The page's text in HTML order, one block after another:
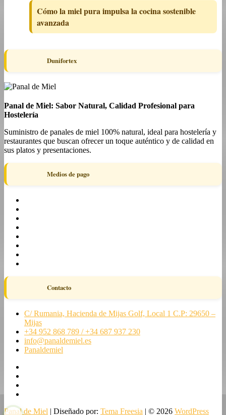
Cómo la miel pura impulsa la cocina sostenible
avanzada
Dunifortex
Panal de Miel: Sabor Natural, Calidad Profesional para
Hostelería
Suministro de panales de miel 100% natural, ideal para hostelería y
restaurantes que buscan ofrecer un toque auténtico y de calidad en
sus platos y presentaciones.
Medios de pago
Contacto
C/ Rumania, Hacienda de Mijas Golf, Local 1 C.P: 29650 –
Mijas
+34 952 868 789 / +34 687 937 230
info@panaldemiel.es
Panaldemiel
Panal de Miel | Diseñado por: Tema Freesia | © 2026 WordPress